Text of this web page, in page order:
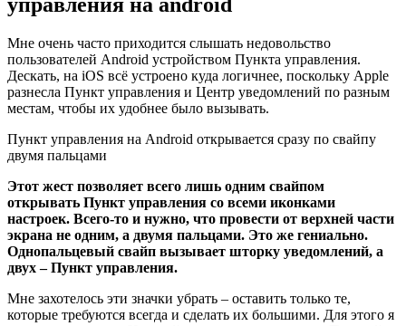
Мне очень часто приходится слышать недовольство
пользователей Android устройством Пункта управления.
Дескать, на iOS всё устроено куда логичнее, поскольку Apple
разнесла Пункт управления и Центр уведомлений по разным
местам, чтобы их удобнее было вызывать.
Пункт управления на Android открывается сразу по свайпу
двумя пальцами
Этот жест позволяет всего лишь одним свайпом
открывать Пункт управления со всеми иконками
настроек. Всего-то и нужно, что провести от верхней части
экрана не одним, а двумя пальцами. Это же гениально.
Однопальцевый свайп вызывает шторку уведомлений, а
двух – Пункт управления.
Мне захотелось эти значки убрать – оставить только те,
которые требуются всегда и сделать их большими. Для этого я